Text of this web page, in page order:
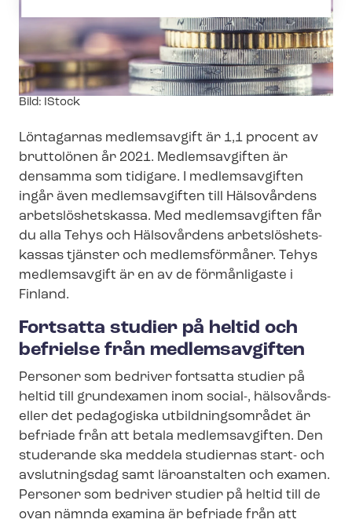
Image
Bild: IStock
Löntagarnas medlemsavgift är 1,1 procent av
bruttolönen år 2021. Medlemsavgiften är
densamma som tidigare. I medlemsavgiften
ingår även medlemsavgiften till Hälsovårdens
ar­bets­lös­hets­kas­sa. Med medlemsavgiften får
du alla Tehys och Hälsovårdens ar­bets­lös­hets­
kas­sas tjänster och medlemsförmåner. Tehys
medlemsavgift är en av de förmånligaste i
Finland.
Fortsatta studier på heltid och
befrielse från medlemsavgiften
Personer som bedriver fortsatta studier på
heltid till grundexamen inom social-, hälsovårds-
eller det pedagogiska ut­bild­nings­om­rå­det är
befriade från att betala medlemsavgiften. Den
studerande ska meddela studiernas start- och
avslutningsdag samt läroanstalten och examen.
Personer som bedriver studier på heltid till de
ovan nämnda examina är befriade från att